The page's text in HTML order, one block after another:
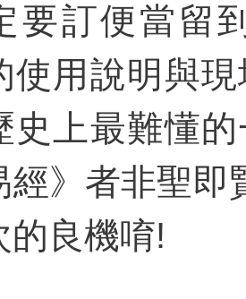
要訂便當留
使用說明與
史上最難懂
經》者非聖即
的良機唷!